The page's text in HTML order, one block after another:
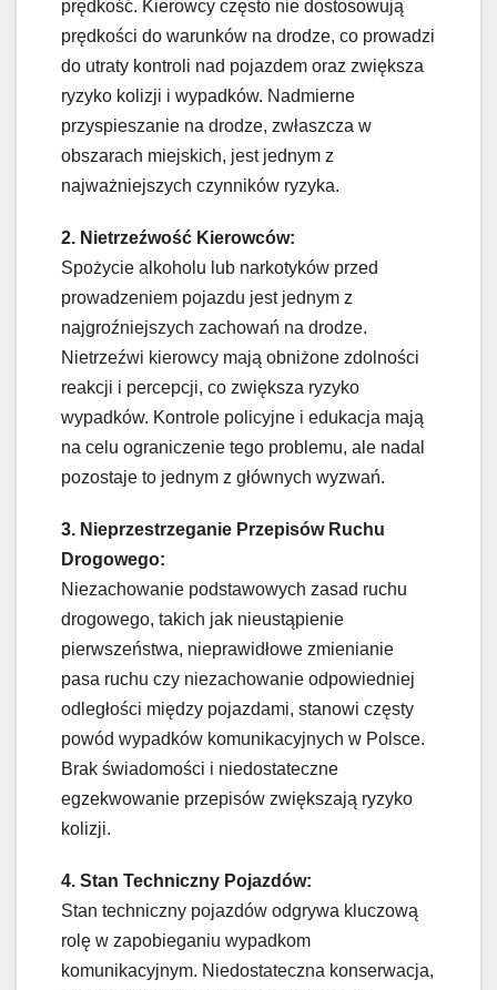
prędkość. Kierowcy często nie dostosowują
prędkości do warunków na drodze, co prowadzi
do utraty kontroli nad pojazdem oraz zwiększa
ryzyko kolizji i wypadków. Nadmierne
przyspieszanie na drodze, zwłaszcza w
obszarach miejskich, jest jednym z
najważniejszych czynników ryzyka.
2. Nietrzeźwość Kierowców:
Spożycie alkoholu lub narkotyków przed
prowadzeniem pojazdu jest jednym z
najgroźniejszych zachowań na drodze.
Nietrzeźwi kierowcy mają obniżone zdolności
reakcji i percepcji, co zwiększa ryzyko
wypadków. Kontrole policyjne i edukacja mają
na celu ograniczenie tego problemu, ale nadal
pozostaje to jednym z głównych wyzwań.
3. Nieprzestrzeganie Przepisów Ruchu
Drogowego:
Niezachowanie podstawowych zasad ruchu
drogowego, takich jak nieustąpienie
pierwszeństwa, nieprawidłowe zmienianie
pasa ruchu czy niezachowanie odpowiedniej
odległości między pojazdami, stanowi częsty
powód wypadków komunikacyjnych w Polsce.
Brak świadomości i niedostateczne
egzekwowanie przepisów zwiększają ryzyko
kolizji.
4. Stan Techniczny Pojazdów:
Stan techniczny pojazdów odgrywa kluczową
rolę w zapobieganiu wypadkom
komunikacyjnym. Niedostateczna konserwacja,